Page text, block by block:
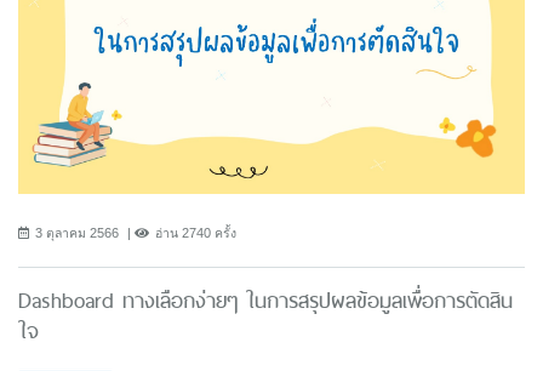
3 ตุลาคม 2566 อ่าน 2740 ครั้ง
Dashboard ทางเลือกง่ายๆ ในการสรุปผลข้อมูลเพื่อการตัดสิน
ใจ